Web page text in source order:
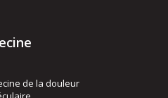
de la douleur